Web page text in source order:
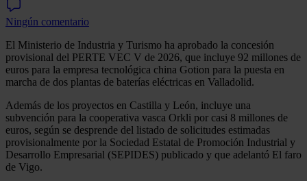
Ningún comentario
El Ministerio de Industria y Turismo ha aprobado la concesión
provisional del PERTE VEC V de 2026, que incluye 92 millones de
euros para la empresa tecnológica china Gotion para la puesta en
marcha de dos plantas de baterías eléctricas en Valladolid.
Además de los proyectos en Castilla y León, incluye una
subvención para la cooperativa vasca Orkli por casi 8 millones de
euros, según se desprende del listado de solicitudes estimadas
provisionalmente por la Sociedad Estatal de Promoción Industrial y
Desarrollo Empresarial (SEPIDES) publicado y que adelantó El faro
de Vigo.